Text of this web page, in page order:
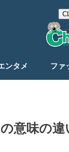
ンタメ ファ
意味の違